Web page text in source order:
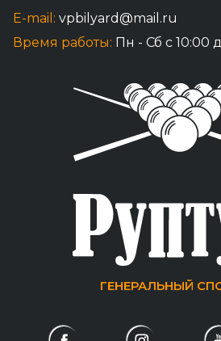
E-mail: vpbilyard@mail.ru
Время работы: Пн - Сб с 10:00
ГЕНЕРАЛЬНЫЙ